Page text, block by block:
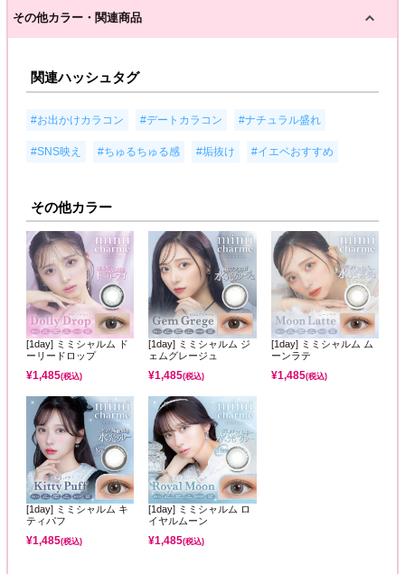
その他カラー・関連商品
関連ハッシュタグ
#お出かけカラコン #デートカラコン #ナチュラル盛れ
#SNS映え #ちゅるちゅる感 #垢抜け #イエベおすすめ
その他カラー
[1day] ミミシャルム ド
ーリードロップ
¥1,485(税込)
[1day] ミミシャルム ジ
ェムグレージュ
¥1,485(税込)
[1day] ミミシャルム ム
ーンラテ
¥1,485(税込)
[1day] ミミシャルム キ
ティパフ
¥1,485(税込)
[1day] ミミシャルム ロ
イヤルムーン
¥1,485(税込)